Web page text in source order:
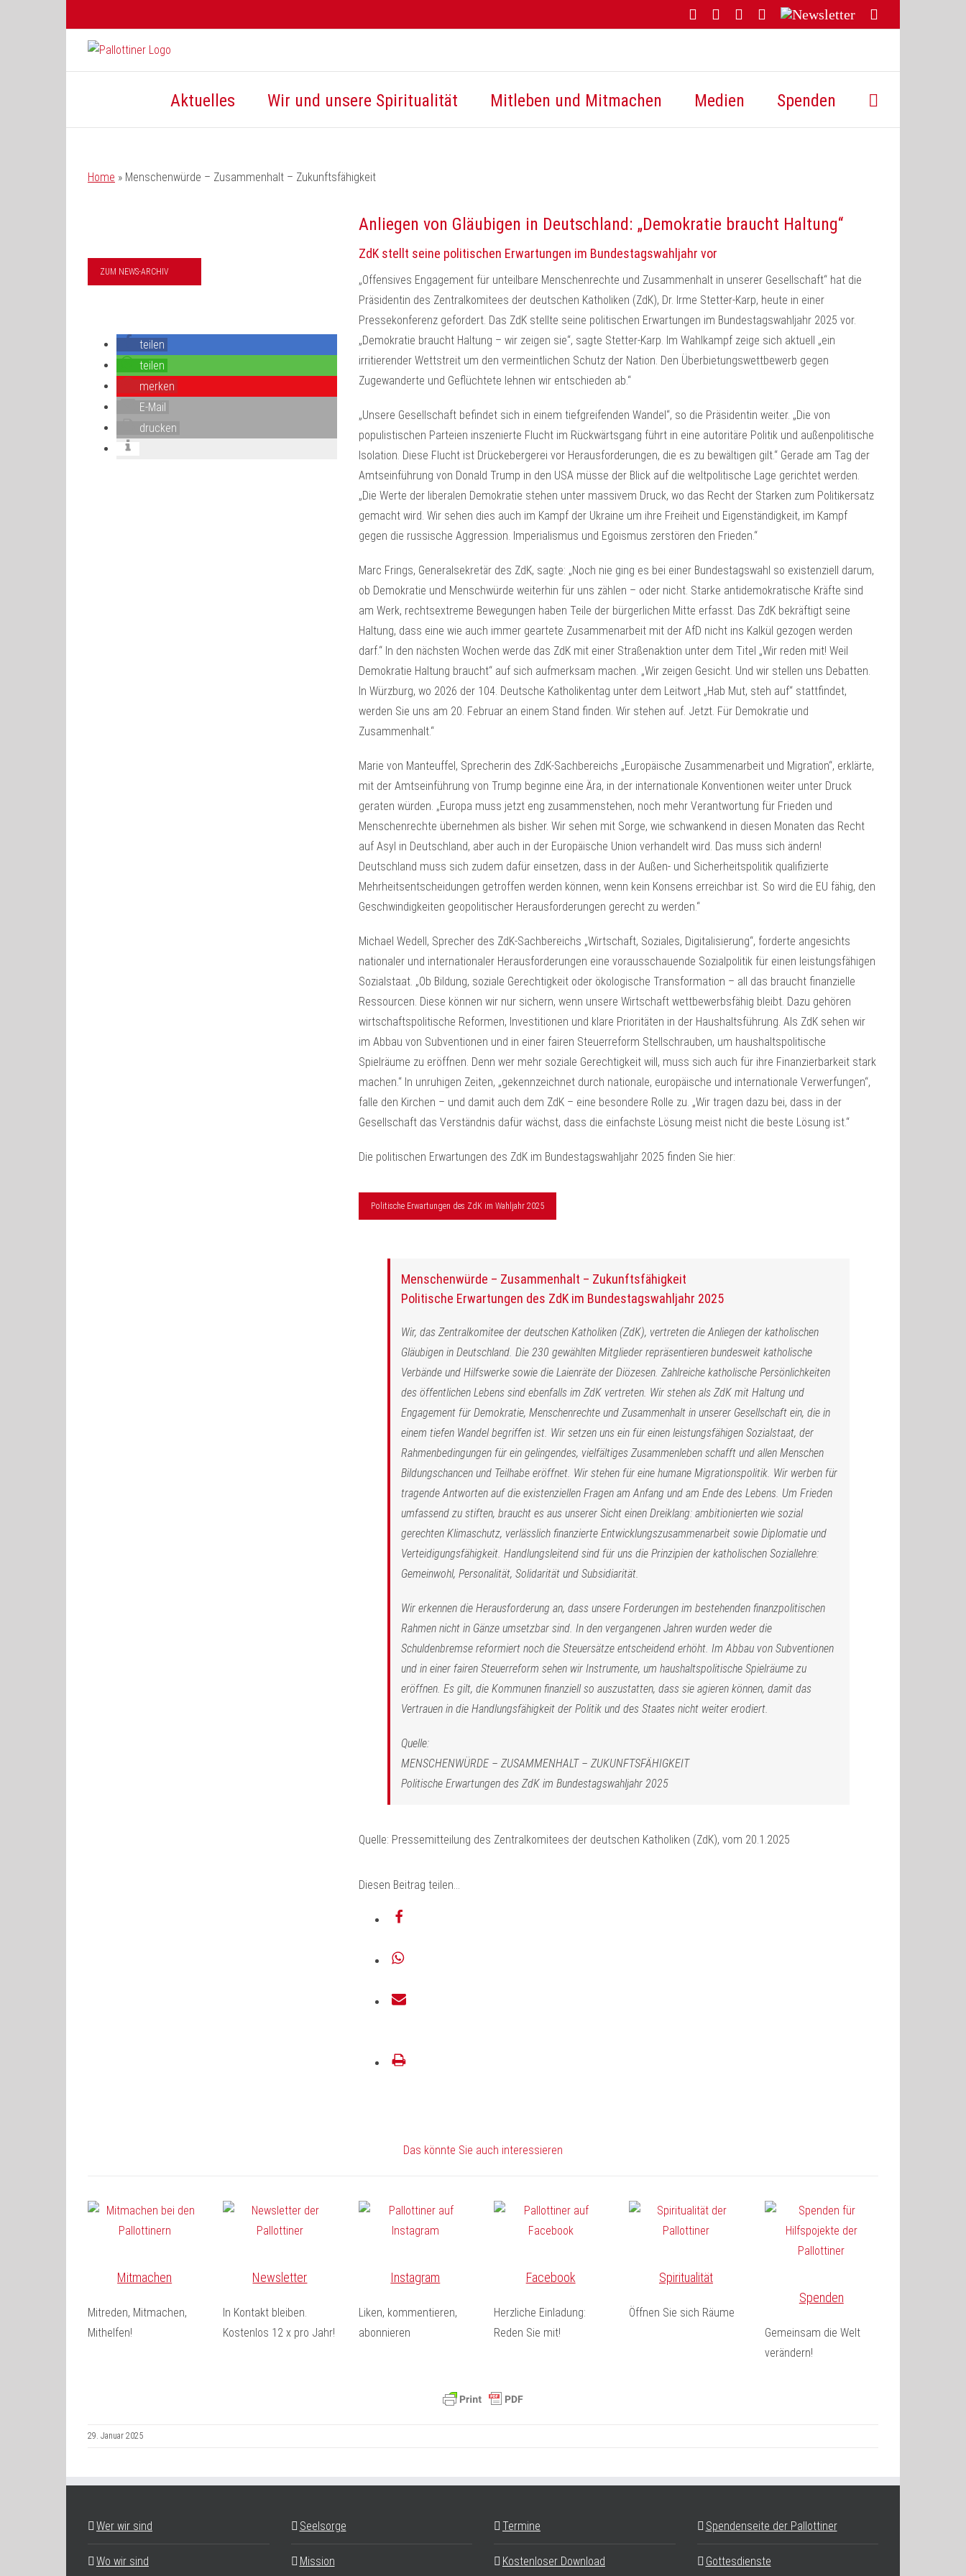
FacebookYouTubeInstagram
Threads
Newsletter
Mail
Aktuelles Wir und unsere Spiritualität Mitleben und Mitmachen Medien Spenden
Home » Menschenwürde – Zusammenhalt – Zukunftsfähigkeit
ZUM NEWS-ARCHIV
teilen
teilen
merken
E-Mail
drucken
Anliegen von Gläubigen in Deutschland: „Demokratie braucht Haltung“
ZdK stellt seine politischen Erwartungen im Bundestagswahljahr vor
„Offensives Engagement für unteilbare Menschenrechte und Zusammenhalt in unserer Gesellschaft“ hat die
Präsidentin des Zentralkomitees der deutschen Katholiken (ZdK), Dr. Irme Stetter-Karp, heute in einer
Pressekonferenz gefordert. Das ZdK stellte seine politischen Erwartungen im Bundestagswahljahr 2025 vor.
„Demokratie braucht Haltung – wir zeigen sie“, sagte Stetter-Karp. Im Wahlkampf zeige sich aktuell „ein
irritierender Wettstreit um den vermeintlichen Schutz der Nation. Den Überbietungswettbewerb gegen
Zugewanderte und Geflüchtete lehnen wir entschieden ab.“
„Unsere Gesellschaft befindet sich in einem tiefgreifenden Wandel“, so die Präsidentin weiter. „Die von
populistischen Parteien inszenierte Flucht im Rückwärtsgang führt in eine autoritäre Politik und außenpolitische
Isolation. Diese Flucht ist Drückebergerei vor Herausforderungen, die es zu bewältigen gilt.“ Gerade am Tag der
Amtseinführung von Donald Trump in den USA müsse der Blick auf die weltpolitische Lage gerichtet werden.
„Die Werte der liberalen Demokratie stehen unter massivem Druck, wo das Recht der Starken zum Politikersatz
gemacht wird. Wir sehen dies auch im Kampf der Ukraine um ihre Freiheit und Eigenständigkeit, im Kampf
gegen die russische Aggression. Imperialismus und Egoismus zerstören den Frieden.“
Marc Frings, Generalsekretär des ZdK, sagte: „Noch nie ging es bei einer Bundestagswahl so existenziell darum,
ob Demokratie und Menschwürde weiterhin für uns zählen – oder nicht. Starke antidemokratische Kräfte sind
am Werk, rechtsextreme Bewegungen haben Teile der bürgerlichen Mitte erfasst. Das ZdK bekräftigt seine
Haltung, dass eine wie auch immer geartete Zusammenarbeit mit der AfD nicht ins Kalkül gezogen werden
darf.“ In den nächsten Wochen werde das ZdK mit einer Straßenaktion unter dem Titel „Wir reden mit! Weil
Demokratie Haltung braucht“ auf sich aufmerksam machen. „Wir zeigen Gesicht. Und wir stellen uns Debatten.
In Würzburg, wo 2026 der 104. Deutsche Katholikentag unter dem Leitwort „Hab Mut, steh auf“ stattfindet,
werden Sie uns am 20. Februar an einem Stand finden. Wir stehen auf. Jetzt. Für Demokratie und
Zusammenhalt.“
Marie von Manteuffel, Sprecherin des ZdK-Sachbereichs „Europäische Zusammenarbeit und Migration“, erklärte,
mit der Amtseinführung von Trump beginne eine Ära, in der internationale Konventionen weiter unter Druck
geraten würden. „Europa muss jetzt eng zusammenstehen, noch mehr Verantwortung für Frieden und
Menschenrechte übernehmen als bisher. Wir sehen mit Sorge, wie schwankend in diesen Monaten das Recht
auf Asyl in Deutschland, aber auch in der Europäische Union verhandelt wird. Das muss sich ändern!
Deutschland muss sich zudem dafür einsetzen, dass in der Außen- und Sicherheitspolitik qualifizierte
Mehrheitsentscheidungen getroffen werden können, wenn kein Konsens erreichbar ist. So wird die EU fähig, den
Geschwindigkeiten geopolitischer Herausforderungen gerecht zu werden.“
Michael Wedell, Sprecher des ZdK-Sachbereichs „Wirtschaft, Soziales, Digitalisierung“, forderte angesichts
nationaler und internationaler Herausforderungen eine vorausschauende Sozialpolitik für einen leistungsfähigen
Sozialstaat. „Ob Bildung, soziale Gerechtigkeit oder ökologische Transformation – all das braucht finanzielle
Ressourcen. Diese können wir nur sichern, wenn unsere Wirtschaft wettbewerbsfähig bleibt. Dazu gehören
wirtschaftspolitische Reformen, Investitionen und klare Prioritäten in der Haushaltsführung. Als ZdK sehen wir
im Abbau von Subventionen und in einer fairen Steuerreform Stellschrauben, um haushaltspolitische
Spielräume zu eröffnen. Denn wer mehr soziale Gerechtigkeit will, muss sich auch für ihre Finanzierbarkeit stark
machen.“ In unruhigen Zeiten, „gekennzeichnet durch nationale, europäische und internationale Verwerfungen“,
falle den Kirchen – und damit auch dem ZdK – eine besondere Rolle zu. „Wir tragen dazu bei, dass in der
Gesellschaft das Verständnis dafür wächst, dass die einfachste Lösung meist nicht die beste Lösung ist.“
Die politischen Erwartungen des ZdK im Bundestagswahljahr 2025 finden Sie hier:
Politische Erwartungen des ZdK im Wahljahr 2025
Menschenwürde – Zusammenhalt – Zukunftsfähigkeit
Politische Erwartungen des ZdK im Bundestagswahljahr 2025
Wir, das Zentralkomitee der deutschen Katholiken (ZdK), vertreten die Anliegen der katholischen
Gläubigen in Deutschland. Die 230 gewählten Mitglieder repräsentieren bundesweit katholische
Verbände und Hilfswerke sowie die Laienräte der Diözesen. Zahlreiche katholische Persönlichkeiten
des öffentlichen Lebens sind ebenfalls im ZdK vertreten. Wir stehen als ZdK mit Haltung und
Engagement für Demokratie, Menschenrechte und Zusammenhalt in unserer Gesellschaft ein, die in
einem tiefen Wandel begriffen ist. Wir setzen uns ein für einen leistungsfähigen Sozialstaat, der
Rahmenbedingungen für ein gelingendes, vielfältiges Zusammenleben schafft und allen Menschen
Bildungschancen und Teilhabe eröffnet. Wir stehen für eine humane Migrationspolitik. Wir werben für
tragende Antworten auf die existenziellen Fragen am Anfang und am Ende des Lebens. Um Frieden
umfassend zu stiften, braucht es aus unserer Sicht einen Dreiklang: ambitionierten wie sozial
gerechten Klimaschutz, verlässlich finanzierte Entwicklungszusammenarbeit sowie Diplomatie und
Verteidigungsfähigkeit. Handlungsleitend sind für uns die Prinzipien der katholischen Soziallehre:
Gemeinwohl, Personalität, Solidarität und Subsidiarität.
Wir erkennen die Herausforderung an, dass unsere Forderungen im bestehenden finanzpolitischen
Rahmen nicht in Gänze umsetzbar sind. In den vergangenen Jahren wurden weder die
Schuldenbremse reformiert noch die Steuersätze entscheidend erhöht. Im Abbau von Subventionen
und in einer fairen Steuerreform sehen wir Instrumente, um haushaltspolitische Spielräume zu
eröffnen. Es gilt, die Kommunen finanziell so auszustatten, dass sie agieren können, damit das
Vertrauen in die Handlungsfähigkeit der Politik und des Staates nicht weiter erodiert.
Quelle:
MENSCHENWÜRDE – ZUSAMMENHALT – ZUKUNFTSFÄHIGKEIT
Politische Erwartungen des ZdK im Bundestagswahljahr 2025
Quelle: Pressemitteilung des Zentralkomitees der deutschen Katholiken (ZdK), vom 20.1.2025
Diesen Beitrag teilen…
Das könnte Sie auch interessieren
Mitmachen
Mitreden, Mitmachen,
Mithelfen!
Newsletter
In Kontakt bleiben.
Kostenlos 12 x pro Jahr!
Instagram
Liken, kommentieren,
abonnieren
Facebook
Herzliche Einladung:
Reden Sie mit!
Spiritualität
Öffnen Sie sich Räume
Spenden
Gemeinsam die Welt
verändern!
29. Januar 2025
Wer wir sind
Wo wir sind
Seelsorge
Mission
Termine
Kostenloser Download
Spendenseite der Pallottiner
Gottesdienste